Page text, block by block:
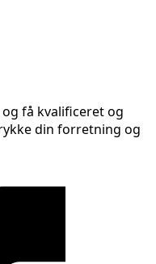
få kvalificeret og
din forretning og